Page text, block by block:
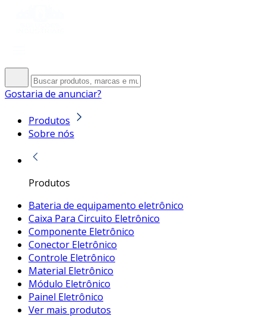
Gostaria de anunciar?
Produtos
Sobre nós
Produtos
Bateria de equipamento eletrônico
Caixa Para Circuito Eletrônico
Componente Eletrônico
Conector Eletrônico
Controle Eletrônico
Material Eletrônico
Módulo Eletrônico
Painel Eletrônico
Ver mais produtos